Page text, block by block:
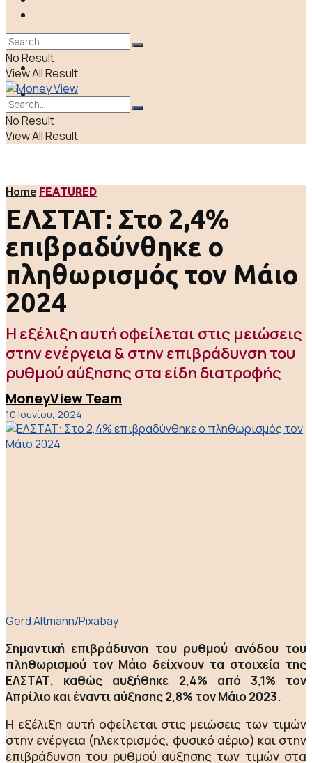
ΕΛΛΑΔΑ
ΑΠΟΨΕΙΣ
LIFE & CULTURE
No Result
View All Result
No Result
View All Result
Home FEATURED
ΕΛΣΤΑΤ: Στο 2,4%
επιβραδύνθηκε ο
πληθωρισμός τον Μάιο
2024
Η εξέλιξη αυτή οφείλεται στις μειώσεις
στην ενέργεια & στην επιβράδυνση του
ρυθμού αύξησης στα είδη διατροφής
MoneyView Team
10 Ιουνίου, 2024
Gerd Altmann/Pixabay
Σημαντική επιβράδυνση του ρυθμού ανόδου του
πληθωρισμού τον Μάιο δείχνουν τα στοιχεία της
ΕΛΣΤΑΤ, καθώς αυξήθηκε 2,4% από 3,1% τον
Απρίλιο και έναντι αύξησης 2,8% τον Μάιο 2023.
Η εξέλιξη αυτή οφείλεται στις μειώσεις των τιμών
στην ενέργεια (ηλεκτρισμός, φυσικό αέριο) και στην
επιβράδυνση του ρυθμού αύξησης των τιμών στα